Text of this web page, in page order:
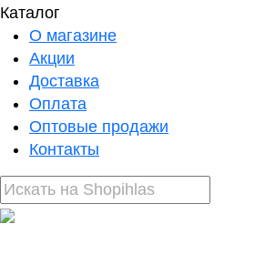
Каталог
О магазине
Акции
Доставка
Оплата
Оптовые продажи
Контакты